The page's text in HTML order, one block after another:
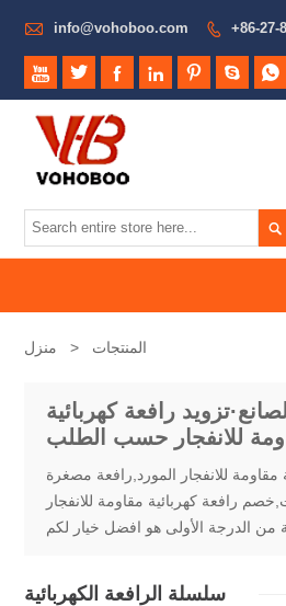
 info@vohoboo.com  +86-27-
      

منزل > المنتجات
رافعة كهربائية
للانفجار حسب الطلب
مقاومة للانفجار المورد,رافعة مصغرة
رافعة كهربائية مقاومة للانفجار
سلسلة الرافعة الكهربائية